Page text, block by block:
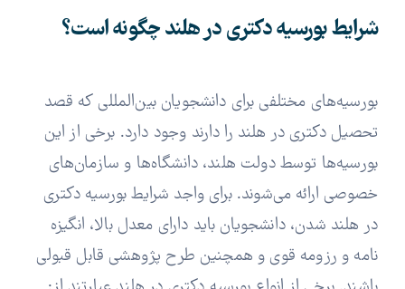
شرایط بورسیه دکتری در هلند چگونه است؟
بورسیه‌های مختلفی برای دانشجویان بین‌المللی که قصد
تحصیل دکتری در هلند را دارند وجود دارد. برخی از این
بورسیه‌ها توسط دولت هلند، دانشگاه‌ها و سازمان‌های
خصوصی ارائه می‌شوند. برای واجد شرایط بورسیه دکتری
در هلند شدن، دانشجویان باید دارای معدل بالا، انگیزه
نامه و رزومه قوی و همچنین طرح پژوهشی قابل قبولی